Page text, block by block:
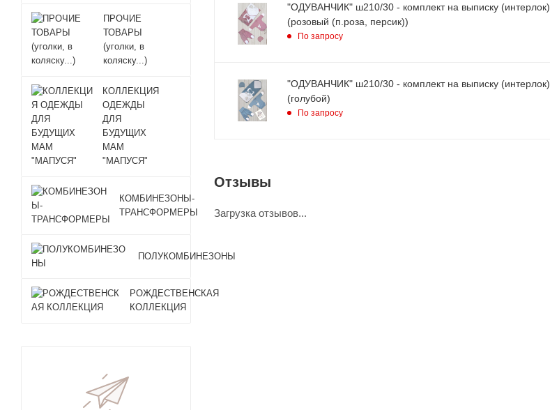
"ОДУВАНЧИК" ш210/30 - комплект на выписку (интерлок)
(розовый (п.роза, персик))
По запросу
"ОДУВАНЧИК" ш210/30 - комплект на выписку (интерлок)
(голубой)
По запросу
Отзывы
Загрузка отзывов...
ПРОЧИЕ
ТОВАРЫ
(уголки, в
коляску...)
КОЛЛЕКЦИЯ
ОДЕЖДЫ
ДЛЯ
БУДУЩИХ
МАМ
"МАПУСЯ"
КОМБИНЕЗОНЫ-
ТРАНСФОРМЕРЫ
ПОЛУКОМБИНЕЗОНЫ
РОЖДЕСТВЕНСКАЯ
КОЛЛЕКЦИЯ